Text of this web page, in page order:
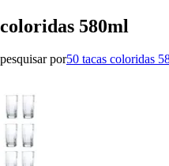
580ml
por50 tacas coloridas